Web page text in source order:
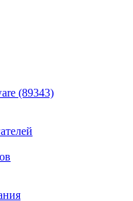
(89343)